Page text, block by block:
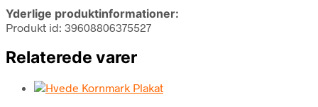
Yderlige produktinformationer:
Produkt id: 39608806375527
Relaterede varer